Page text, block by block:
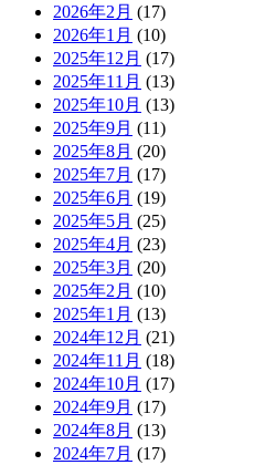
2026年2月 (17)
2026年1月 (10)
2025年12月 (17)
2025年11月 (13)
2025年10月 (13)
2025年9月 (11)
2025年8月 (20)
2025年7月 (17)
2025年6月 (19)
2025年5月 (25)
2025年4月 (23)
2025年3月 (20)
2025年2月 (10)
2025年1月 (13)
2024年12月 (21)
2024年11月 (18)
2024年10月 (17)
2024年9月 (17)
2024年8月 (13)
2024年7月 (17)